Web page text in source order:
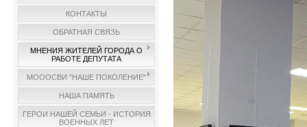
КОНТАКТЫ
ОБРАТНАЯ СВЯЗЬ
МНЕНИЯ ЖИТЕЛЕЙ ГОРОДА О
РАБОТЕ ДЕПУТАТА
МОООСВИ "НАШЕ ПОКОЛЕНИЕ"
НАША ПАМЯТЬ
ГЕРОИ НАШЕЙ СЕМЬИ - ИСТОРИЯ
ВОЕННЫХ ЛЕТ